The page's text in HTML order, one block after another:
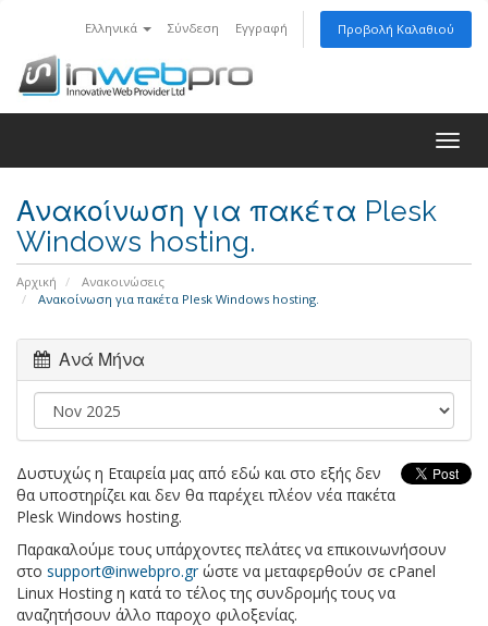
Ελληνικά Σύνδεση Εγγραφή Προβολή Καλαθιού
Ανακοίνωση για πακέτα Plesk
Windows hosting.
Αρχική
Ανακοινώσεις
Ανακοίνωση για πακέτα Plesk Windows hosting.
Ανά Μήνα
Δυστυχώς η Εταιρεία μας από εδώ και στο εξής δεν
θα υποστηρίζει και δεν θα παρέχει πλέον νέα πακέτα
Plesk Windows hosting.
Παρακαλούμε τους υπάρχοντες πελάτες να επικοινωνήσουν
στο support@inwebpro.grώστε να μεταφερθούν σε cPanel
Linux Hosting η κατά το τέλος της συνδρομής τους να
αναζητήσουν άλλο παροχο φιλοξενίας.